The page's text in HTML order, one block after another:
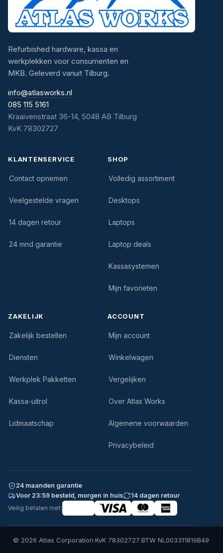
Refurbished hardware, kassa en
werkplekken voor consumenten en
MKB. Geleverd vanuit Tilburg.
info@atlasworks.nl
085 115 5161
Kraaivenstraat 36-14, 5048 AB Tilburg
KvK 78302727
KLANTENSERVICE
Contact opnemen
Veelgestelde vragen
14 dagen retour
24 mnd garantie
SHOP
Volledig assortiment
Desktops
Laptops
Laptop deals
Kassasystemen
Mijn favorieten
ZAKELIJK
Zakelijk bestellen
Diensten
Werkplek Pakketten
Kassa-uitrol
Lidmaatschap
ACCOUNT
Mijn account
Winkelwagen
Vergelijken
Over Atlas Works
Algemene voorwaarden
Privacybeleid
24 maanden garantie
Voor 23:59 besteld, morgen in huis
14 dagen retour
Veilig betalen met:
© 2026 Atlas Corporation·KvK 78302727·BTW NL003311819B49·